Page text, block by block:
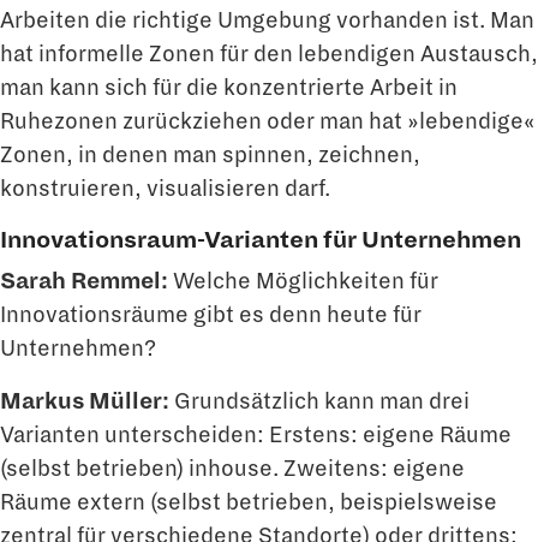
Arbeiten die richtige Umgebung vorhanden ist. Man
hat informelle Zonen für den lebendigen Aus­tausch,
man kann sich für die konzentrierte Arbeit in
Ruhezonen zurückziehen oder man hat »lebendige«
Zonen, in denen man spinnen, zeichnen,
konstruieren, visuali­sieren darf.
Innovationsraum-Varianten für Unternehmen
Sarah Remmel: Welche Möglichkeiten für
Innovationsräume gibt es denn heute für
Unternehmen?
Markus Müller: Grundsätzlich kann man drei
Varianten unterscheiden: Erstens: eigene Räume
(selbst betrieben) inhouse. Zweitens: eigene
Räume extern (selbst betrieben, beispielsweise
zentral für verschiedene Standorte) oder drittens: